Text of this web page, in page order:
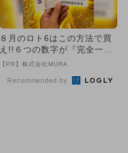
８月のロト6はこの方法で買
え!!６つの数字が『完全一
致』する方法
【PR】株式会社MURA
Recommended by